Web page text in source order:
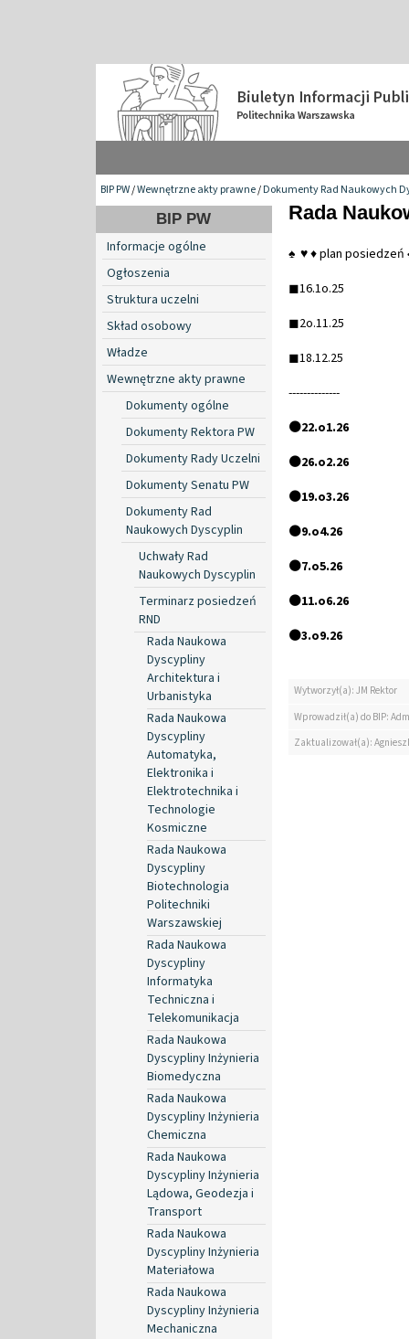
BIP PW/Wewnętrzne akty prawne/Dokumenty Rad Naukowych
BIP PW
Informacje ogólne
Ogłoszenia
Struktura uczelni
Skład osobowy
Władze
Wewnętrzne akty prawne
Dokumenty ogólne
Dokumenty Rektora PW
Dokumenty Rady Uczelni
Dokumenty Senatu PW
Dokumenty Rad
Naukowych Dyscyplin
Uchwały Rad
Naukowych Dyscyplin
Terminarz posiedzeń
RND
Rada Naukowa
Dyscypliny
Architektura i
Urbanistyka
Rada Naukowa
Dyscypliny
Automatyka,
Elektronika i
Elektrotechnika i
Technologie
Kosmiczne
Rada Naukowa
Dyscypliny
Biotechnologia
Politechniki
Warszawskiej
Rada Naukowa
Dyscypliny
Informatyka
Techniczna i
Telekomunikacja
Rada Naukowa
Dyscypliny Inżynieria
Biomedyczna
Rada Naukowa
Dyscypliny Inżynieria
Chemiczna
Rada Naukowa
Dyscypliny Inżynieria
Lądowa, Geodezja i
Transport
Rada Naukowa
Dyscypliny Inżynieria
Materiałowa
Rada Naukowa
Dyscypliny Inżynieria
Mechaniczna
Rada
♠ ♥ ♦ plan
◼16.1o.25
◼2o.11.25
◼18.12.25
--------------
⚫22.o1.26
⚫26.o2.26
⚫19.o3.26
⚫9.o4.26
⚫7.o5.26
⚫11.o6.26
⚫3.o9.26
Wytworzył(a): JM Rektor
Wprowadził(a) do BIP:
Zaktualizował(a):